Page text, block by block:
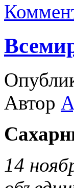
Автор
14